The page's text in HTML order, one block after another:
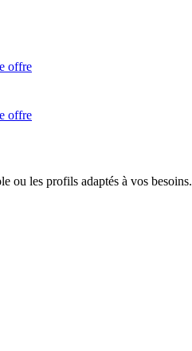
offre
offre
ou les profils adaptés à vos besoins.